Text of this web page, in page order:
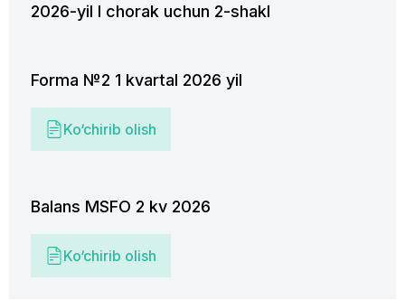
2026-yil I chorak uchun 2-shakl
Forma №2 1 kvartal 2026 yil
Ko‘chirib olish
Balans MSFO 2 kv 2026
Ko‘chirib olish